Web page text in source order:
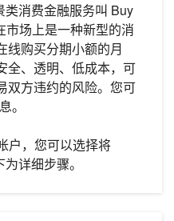
消费金融服务叫 Buy
市场上是一种新型的消
线购买分期小额的月
全、透明、低成本，可
双方违约的风险。您可
。
户，您可以选择将
详细步骤。